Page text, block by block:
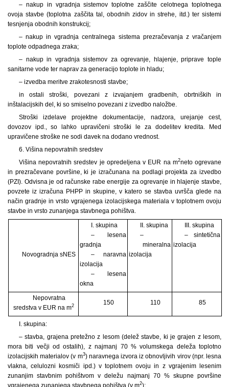
– nakup in vgradnja sistemov toplotne zaščite celotnega toplotnega
ovoja stavbe (toplotna zaščita tal, obodnih zidov in strehe, itd.) ter sistemi
tesnjenja obodnih konstrukcij;
– nakup in vgradnja centralnega sistema prezračevanja z vračanjem
toplote odpadnega zraka;
– nakup in vgradnja sistemov za ogrevanje, hlajenje, priprave tople
sanitarne vode ter naprav za generacijo toplote in hladu;
– izvedba meritve zrakotesnosti stavbe;
in ostali stroški, povezani z izvajanjem gradbenih, obrtniških in
inštalacijskih del, ki so smiselno povezani z izvedbo naložbe.
Stroški izdelave projektne dokumentacije, nadzora, urejanje cest,
dovozov ipd., so lahko upravičeni stroški le za dodelitev kredita. Med
upravičene stroške ne sodi davek na dodano vrednost.
6. Višina nepovratnih sredstev
Višina nepovratnih sredstev je opredeljena v EUR na m2neto ogrevane
in prezračevane površine, ki je izračunana na podlagi projekta za izvedbo
(PZI). Odvisna je od računske rabe energije za ogrevanje in hlajenje stavbe,
povzete iz izračuna PHPP in skupine, v katero se stavba uvršča glede na
način gradnje in vrsto vgrajenega izolacijskega materiala v toplotnem ovoju
stavbe in vrsto zunanjega stavbnega pohištva.
Novogradnja sNES
I. skupina
– lesena
gradnja
– naravna
izolacija
– lesena
okna
II. skupina
–
mineralna
izolacija
III. skupina
– sintetična
izolacija
Nepovratna
sredstva v EUR na m2 150 110 85
I. skupina:
– stavba, grajena pretežno z lesom (delež stavbe, ki je grajen z lesom,
mora biti večji od ostalih), z najmanj 70 % volumskega deleža toplotno
izolacijskih materialov (v m3) naravnega izvora iz obnovljivih virov (npr. lesna
vlakna, celulozni kosmiči ipd.) v toplotnem ovoju in z vgrajenim lesenim
zunanjim stavbnim pohištvom v deležu najmanj 70 % skupne površine
vgrajenega zunanjega stavbnega pohištva (v m2);